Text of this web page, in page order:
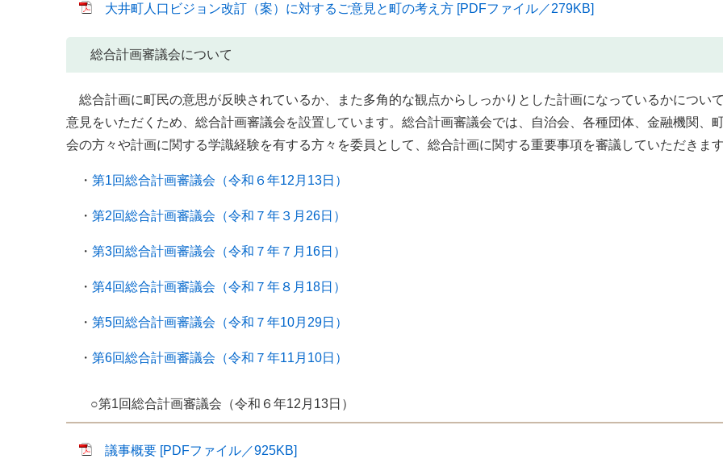
大井町人口ビジョン改訂（案）に対するご意見と町の考え方 [PDFファイル／279KB]
総合計画審議会について
総合計画に町民の意思が反映されているか、また多角的な観点からしっかりとした計画になっているかについ
意見をいただくため、総合計画審議会を設置しています。総合計画審議会では、自治会、各種団体、金融機関、
会の方々や計画に関する学識経験を有する方々を委員として、総合計画に関する重要事項を審議していただきます
・ 第1回総合計画審議会（令和６年12月13日）
・ 第2回総合計画審議会（令和７年３月26日）
・ 第3回総合計画審議会（令和７年７月16日）
・ 第4回総合計画審議会（令和７年８月18日）
・ 第5回総合計画審議会（令和７年10月29日）
・ 第6回総合計画審議会（令和７年11月10日）
○第1回総合計画審議会（令和６年12月13日）
議事概要 [PDFファイル／925KB]